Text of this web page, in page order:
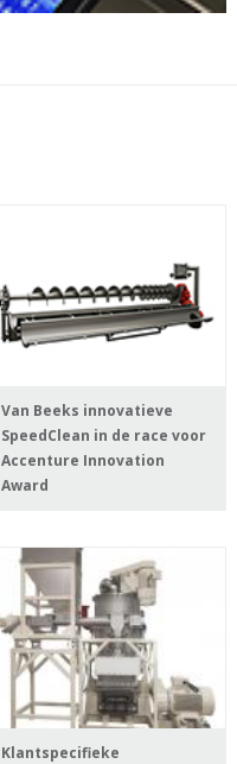
Van Beeks innovatieve
SpeedClean in de race voor
Accenture Innovation
Award
Klantspecifieke